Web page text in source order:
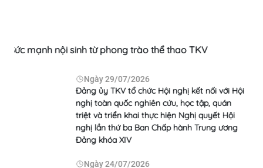
thao TKV
nghị kết nối với Hội
Chủ tịch HĐTV Ngô Hoàng Ngân làm
Ngày23/07/2026
TKV ủng hộ 20 tỷ đồng
người có công với cách